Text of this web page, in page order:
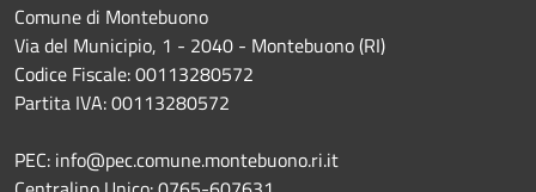
Comune di Montebuono
Via del Municipio, 1 - 2040 - Montebuono (RI)
Codice Fiscale: 00113280572
Partita IVA: 00113280572
PEC: info@pec.comune.montebuono.ri.it